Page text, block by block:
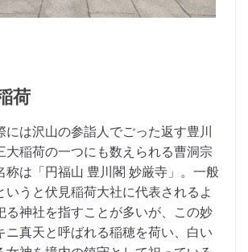
荷
には沢山の参詣人でごった返す豊川
大稲荷の一つにも数えられる曹洞宗
称は「円福山 豊川閣 妙厳寺」。一般
いうと伏見稲荷大社に代表されるよ
る神社を指すことが多いが、この妙
ニ真天と呼ばれる稲穂を荷い、白い